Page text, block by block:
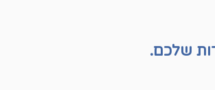
שלכם.